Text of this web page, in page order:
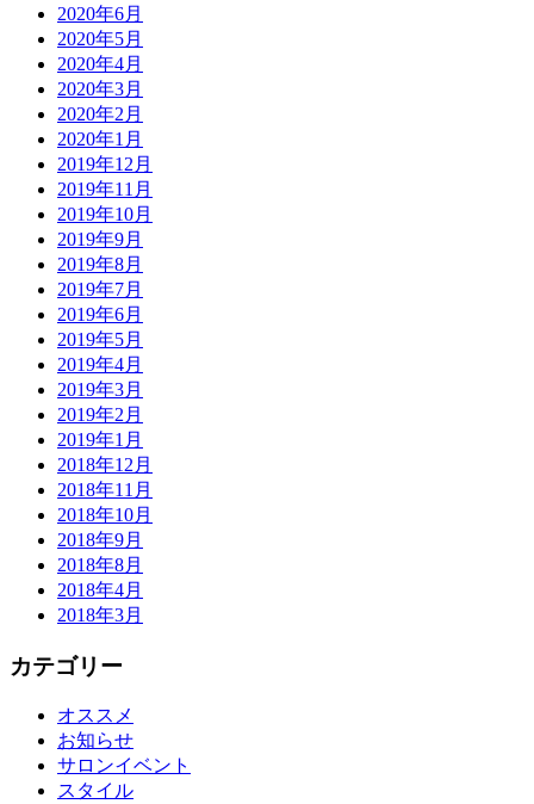
2020年6月
2020年5月
2020年4月
2020年3月
2020年2月
2020年1月
2019年12月
2019年11月
2019年10月
2019年9月
2019年8月
2019年7月
2019年6月
2019年5月
2019年4月
2019年3月
2019年2月
2019年1月
2018年12月
2018年11月
2018年10月
2018年9月
2018年8月
2018年4月
2018年3月
カテゴリー
オススメ
お知らせ
サロンイベント
スタイル